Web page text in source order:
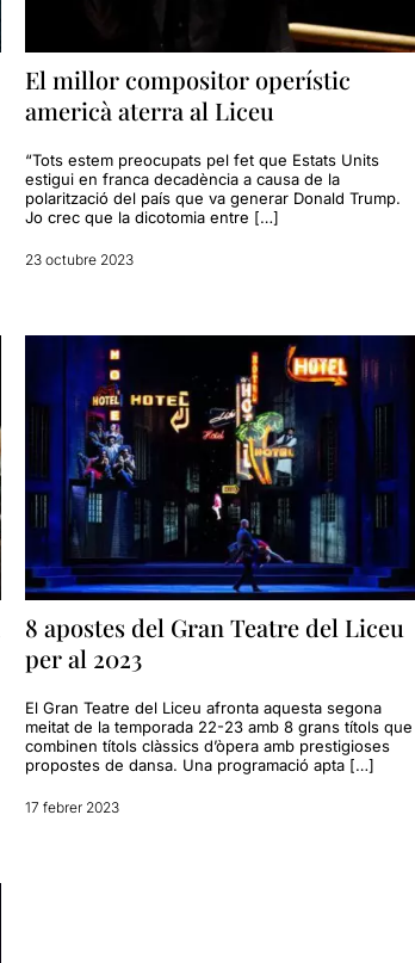
El millor compositor operístic
americà aterra al Liceu
“Tots estem preocupats pel fet que Estats Units
estigui en franca decadència a causa de la
polarització del país que va generar Donald Trump.
Jo crec que la dicotomia entre […]
23 octubre 2023
8 apostes del Gran Teatre del Liceu
per al 2023
El Gran Teatre del Liceu afronta aquesta segona
meitat de la temporada 22-23 amb 8 grans títols que
combinen títols clàssics d’òpera amb prestigioses
propostes de dansa. Una programació apta […]
17 febrer 2023